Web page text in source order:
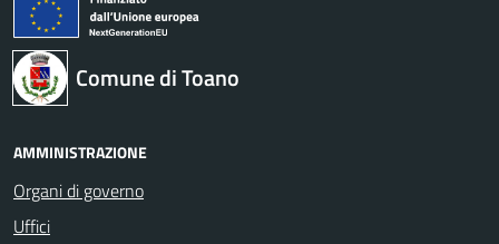
Comune di Toano
AMMINISTRAZIONE
Organi di governo
Uffici